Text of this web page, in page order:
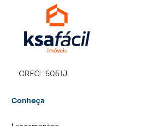
CRECI: 6051J
Conheça